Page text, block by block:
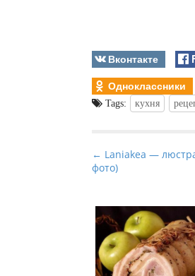
Вконтакте
Одноклассники
Tags: кухня
P
o
t
n
a
v
← Laniakea —
фото)